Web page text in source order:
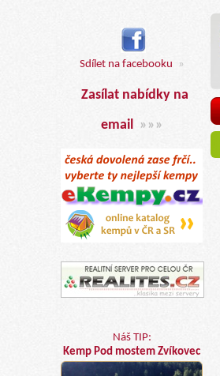
Sdílet na facebooku »
Zasílat nabídky na
email »»»
Náš TIP:
Kemp Pod mostem Zvíkovec